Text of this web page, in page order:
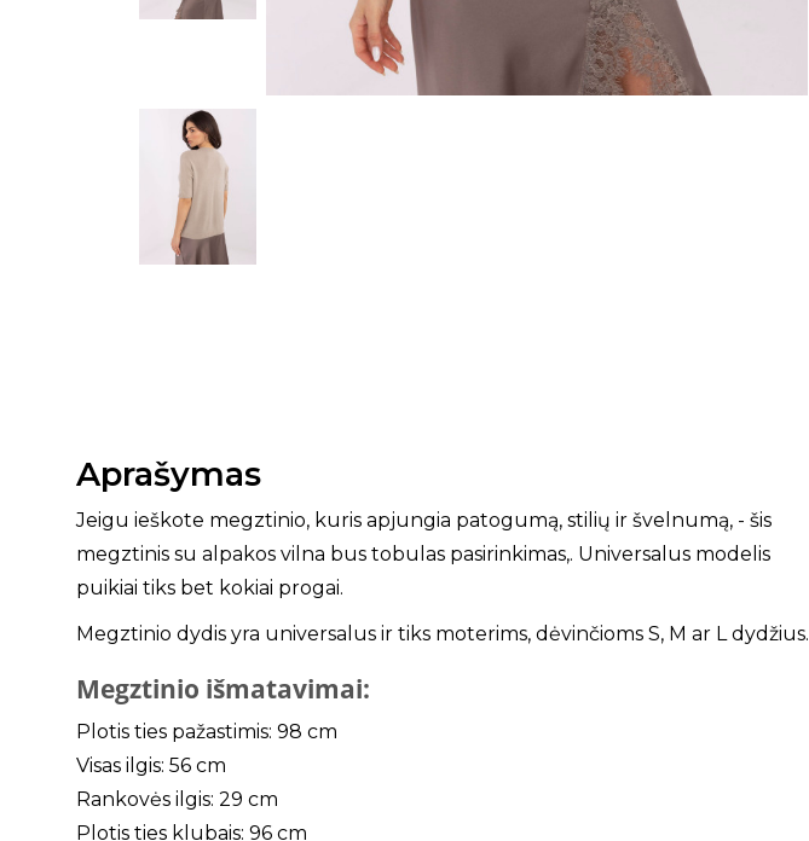
Aprašymas
Jeigu ieškote megztinio, kuris apjungia patogumą, stilių ir švelnumą, - šis
megztinis su alpakos vilna bus tobulas pasirinkimas,. Universalus modelis
puikiai tiks bet kokiai progai.
Megztinio dydis yra universalus ir tiks moterims, dėvinčioms S, M ar L dydžius.
Megztinio išmatavimai:
Plotis ties pažastimis: 98 cm
Visas ilgis: 56 cm
Rankovės ilgis: 29 cm
Plotis ties klubais: 96 cm